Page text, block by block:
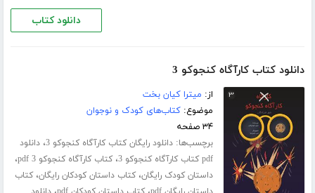
دانلود کتاب
دانلود کتاب کارآگاه کنجوکو 3
از: میترا کیان بخت
موضوع:کتاب‌های کودک و نوجوان
۳۴ صفحه
برچسب‌ها:دانلود رایگان کتاب کارآگاه کنجوکو 3 ،دانلود
pdf کتاب کارآگاه کنجوکو 3
،کتاب کارآگاه کنجوکو 3 pdf ،
داستان کودک رایگان،کتاب داستان کودکان رایگان،کتاب